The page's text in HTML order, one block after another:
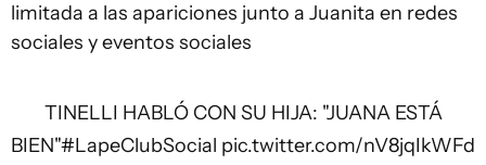
limitada a las apariciones junto a Juanita en redes
sociales y eventos sociales
TINELLI HABLÓ CON SU HIJA: "JUANA ESTÁ
BIEN"#LapeClubSocial pic.twitter.com/nV8jqIkWFd